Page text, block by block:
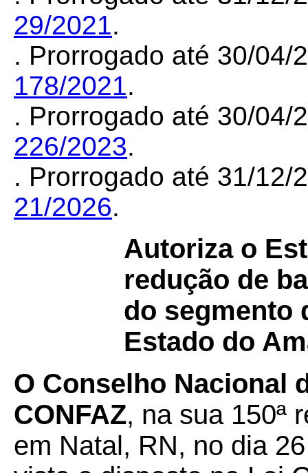
29/2021.
. Prorrogado até 30/04/
178/2021.
. Prorrogado até 30/04/
226/2023.
. Prorrogado até 31/12/
21/2026.
Autoriza o
redução de
do segmento
Estado do
O Conselho Nacional
CONFAZ, na sua 150ª
em Natal, RN, no dia